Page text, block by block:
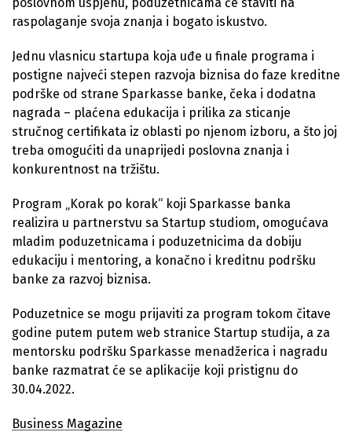
poslovnom uspjehu, poduzetnicama će staviti na
raspolaganje svoja znanja i bogato iskustvo.
Jednu vlasnicu startupa koja uđe u finale programa i
postigne najveći stepen razvoja biznisa do faze kreditne
podrške od strane Sparkasse banke, čeka i dodatna
nagrada – plaćena edukacija i prilika za sticanje
stručnog certifikata iz oblasti po njenom izboru, a što joj
treba omogućiti da unaprijedi poslovna znanja i
konkurentnost na tržištu.
Program „Korak po korak“ koji Sparkasse banka
realizira u partnerstvu sa Startup studiom, omogućava
mladim poduzetnicama i poduzetnicima da dobiju
edukaciju i mentoring, a konačno i kreditnu podršku
banke za razvoj biznisa.
Poduzetnice se mogu prijaviti za program tokom čitave
godine putem putem web stranice Startup studija, a za
mentorsku podršku Sparkasse menadžerica i nagradu
banke razmatrat će se aplikacije koji pristignu do
30.04.2022.
Business Magazine